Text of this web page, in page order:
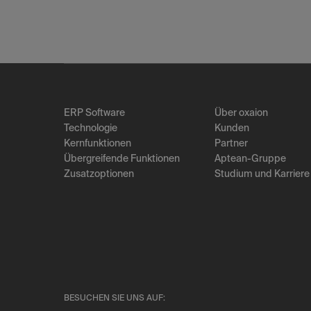
ERP Software
Technologie
Kernfunktionen
Übergreifende Funktionen
Zusatzoptionen
Über oxaion
Kunden
Partner
Aptean-Gruppe
Studium und Karriere
BESUCHEN SIE UNS AUF: